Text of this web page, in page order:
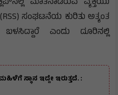
ಸಂಘಟನೆಯ ಕುರಿತು ಅತ್ಯಂತ
ಎಂದು ದೂರಿನಲ್ಲಿ
ಸ್ಥಾನ ಇದ್ದೇ ಇರುತ್ತದೆ. :